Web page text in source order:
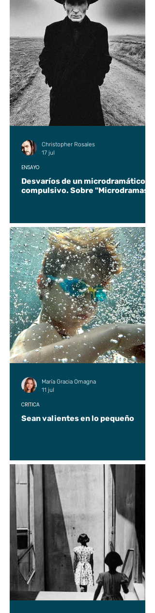
Desvaríos de un microdramático
compulsivo. Sobre "Microdramas".
ENSAYO
Christopher Rosales
17 jul
Sean valientes en lo pequeño
CRÍTICA
María Gracia Omagna
11 jul